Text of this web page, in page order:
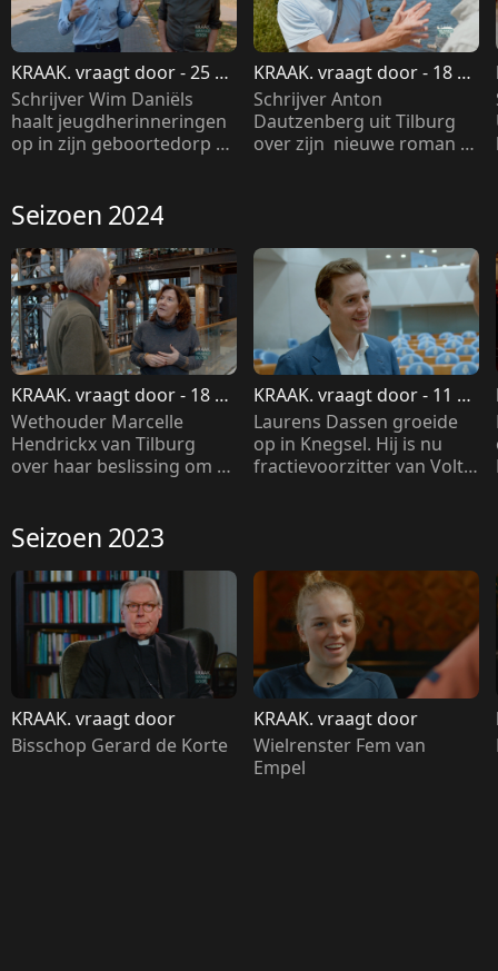
KRAAK. vraagt door - 25
juni 2025
Schrijver Wim Daniëls
haalt jeugdherinneringen
op in zijn geboortedorp
KRAAK. vraagt door - 18
juni 2025
Schrijver Anton
Dautzenberg uit Tilburg
over zijn  nieuwe roman
Coolen
Seizoen 2024
KRAAK. vraagt door - 18
december 2024
Wethouder Marcelle
Hendrickx van Tilburg
over haar beslissing om er
KRAAK. vraagt door - 11
december 2024
Laurens Dassen groeide
op in Knegsel. Hij is nu
fractievoorzitter van Volt
doen belangrijk is. En dat
is precies wat hij vaak mist
in de landelijke politiek.
Seizoen 2023
KRAAK. vraagt door
Bisschop Gerard de Korte
KRAAK. vraagt door
Wielrenster Fem van